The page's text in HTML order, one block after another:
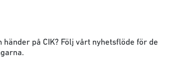
händer på CIK? Följ vårt nyhetsflöde för de